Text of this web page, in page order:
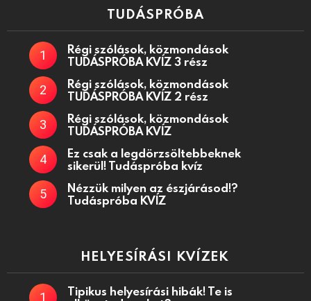
TUDÁSPRÓBA
Régi szólások, közmondások
TUDÁSPRÓBA KVÍZ 3 rész
Régi szólások, közmondások
TUDÁSPRÓBA KVÍZ 2 rész
Régi szólások, közmondások
TUDÁSPRÓBA KVÍZ
Ez csak a legdörzsöltebbeknek
sikerül! Tudáspróba kvíz
Nézzük milyen az észjárásod!?
Tudáspróba KVÍZ
HELYESÍRÁSI KVÍZEK
Tipikus helyesírási hibák! Te is